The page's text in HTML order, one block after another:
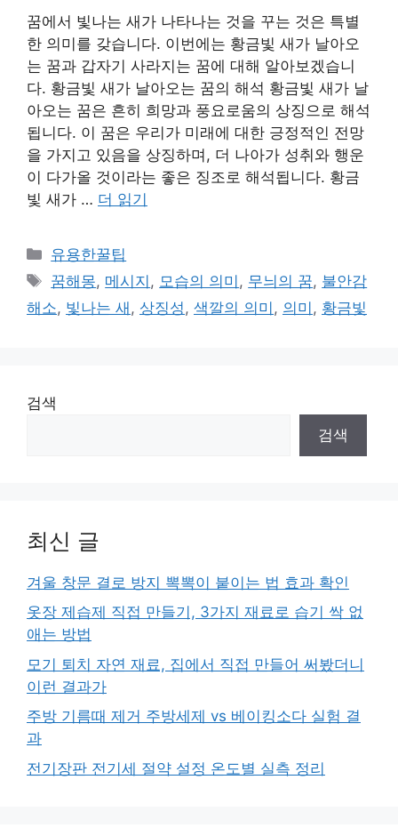
꿈에서 빛나는 새가 나타나는 것을 꾸는 것은 특별
한 의미를 갖습니다. 이번에는 황금빛 새가 날아오
는 꿈과 갑자기 사라지는 꿈에 대해 알아보겠습니
다. 황금빛 새가 날아오는 꿈의 해석 황금빛 새가 날
아오는 꿈은 흔히 희망과 풍요로움의 상징으로 해석
됩니다. 이 꿈은 우리가 미래에 대한 긍정적인 전망
을 가지고 있음을 상징하며, 더 나아가 성취와 행운
이 다가올 것이라는 좋은 징조로 해석됩니다. 황금
빛 새가 … 더 읽기
카
테
고
리
유용한꿀팁
태
그
꿈해몽, 메시지 , 모습의 의미 , 무늬의 꿈, 불안감
해소, 빛나는 새 , 상징성 , 색깔의 의미 , 의미 , 황금빛
검색
검색
최신 글
겨울 창문 결로 방지 뽁뽁이 붙이는 법 효과 확인
옷장 제습제 직접 만들기, 3가지 재료로 습기 싹 없
애는 방법
모기 퇴치 자연 재료, 집에서 직접 만들어 써봤더니
이런 결과가
주방 기름때 제거 주방세제 vs 베이킹소다 실험 결
과
전기장판 전기세 절약 설정 온도별 실측 정리